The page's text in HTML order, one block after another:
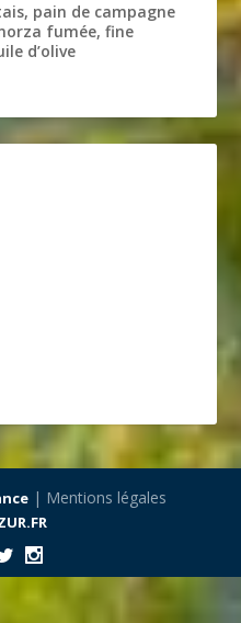
pain de campagne
fumée, fine
d’olive
| Mentions légales